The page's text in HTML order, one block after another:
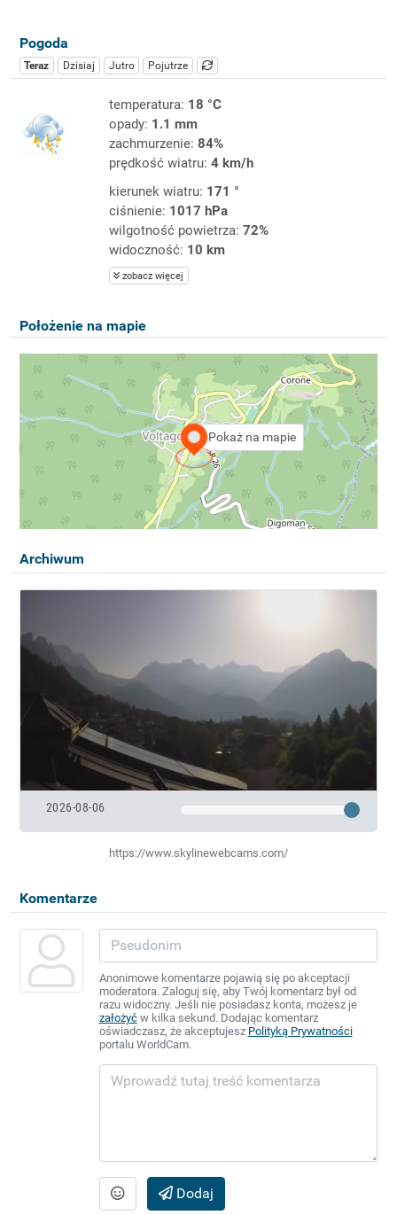
Pogoda
Teraz Dzisiaj Jutro Pojutrze
temperatura: 18 °C
opady: 1.1 mm
zachmurzenie: 84%
prędkość wiatru: 4 km/h
kierunek wiatru: 171 °
ciśnienie: 1017 hPa
wilgotność powietrza: 72%
widoczność: 10 km
zobacz więcej
Położenie na mapie
Pokaż na mapie
Archiwum
2026-08-06
https://www.skylinewebcams.com/
Komentarze
Anonimowe komentarze pojawią się po akceptacji
moderatora. Zaloguj się, aby Twój komentarz był od
razu widoczny. Jeśli nie posiadasz konta, możesz je
założyćw kilka sekund. Dodając komentarz
oświadczasz, że akceptujesz Polityką Prywatności
portalu WorldCam.
Dodaj